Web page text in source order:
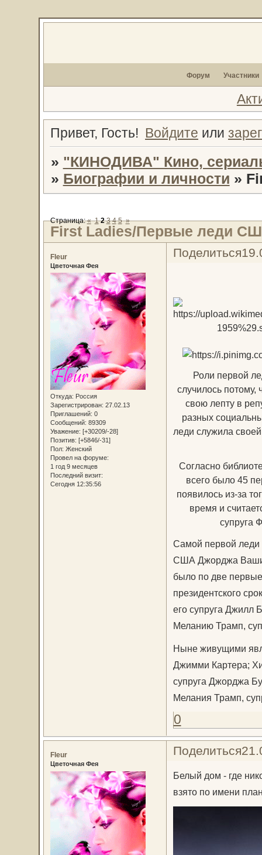
Форум Участники
Привет, Гость! Войдите или
» "КИНОДИВА" Кино,
» Биографии и личности »
First Ladies/Первые леди
Страница:« 1 2 3 4 5 »
Поделиться
Fleur
Цветочная Фея
Откуда: Россия
Зарегистрирован: 27.02.13
Приглашений: 0
Сообщений: 89309
Уважение: [+30209/-28]
Позитив: [+5846/-31]
Пол: Женский
Провел на форуме:
1 год 9 месяцев
Последний визит:
Сегодня 12:35:56
Роли первой
случилось
свою лепту в
разных
леди служила
Согласно
всего было 45
появилось из-за
время и
супруга
Самой первой леди
США Джорджа
было по две
президентского
его супруга Джилл
Меланию Трамп,
Ныне живущими
Джимми Картера;
супруга Джорджа
Мелания Трамп,
0
Поделиться
Fleur
Цветочная Фея
Белый дом - где
взято по имени